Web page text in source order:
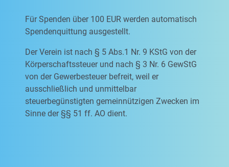
Für Spenden über 100 EUR werden automatisch
Spendenquittung ausgestellt.
Der Verein ist nach § 5 Abs.1 Nr. 9 KStG von der
Körperschaftssteuer und nach § 3 Nr. 6 GewStG
von der Gewerbesteuer befreit, weil er
ausschließlich und unmittelbar
steuerbegünstigten gemeinnützigen Zwecken im
Sinne der §§ 51 ff. AO dient.